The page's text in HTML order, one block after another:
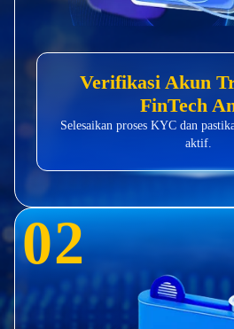
Verifikasi Akun
FinTech
Selesaikan proses KYC dan
aktif.
02